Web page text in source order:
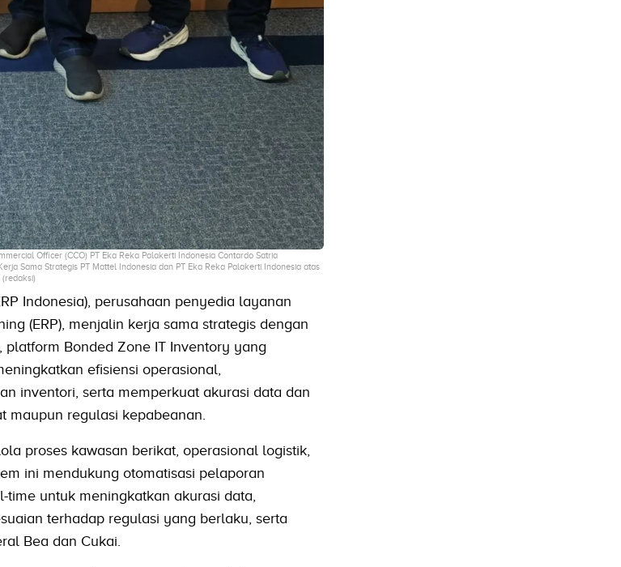
Officer (CCO) PT Eka Reka Palakerti Indonesia Contardo Satria
Sama Strategis PT Mattel Indonesia dan PT Eka Reka Palakerti Indonesia atas
Indonesia), perusahaan penyedia layanan
(ERP), menjalin kerja sama strategis dengan
Bonded Zone IT Inventory yang
efisiensi operasional,
inventori, serta memperkuat akurasi data dan
maupun regulasi kepabeanan.
proses kawasan berikat, operasional logistik,
ini mendukung otomatisasi pelaporan
untuk meningkatkan akurasi data,
terhadap regulasi yang berlaku, serta
Bea dan Cukai.